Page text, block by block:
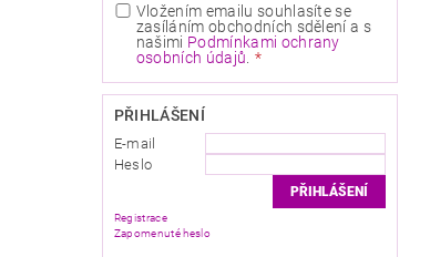
Vložením emailu souhlasíte se
zasíláním obchodních sdělení a s
našimi Podmínkami ochrany
osobních údajů
PŘIHLÁŠENÍ
E-mail
Heslo
Registrace
Zapomenuté heslo